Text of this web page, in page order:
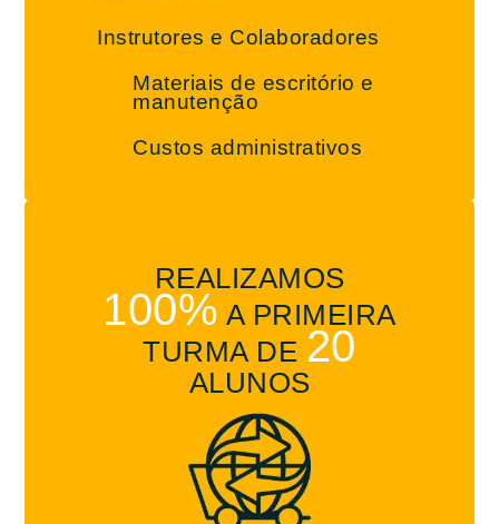
Instrutores e Colaboradores
Materiais de escritório e
manutenção
Custos administrativos
REALIZAMOS
100% A PRIMEIRA
TURMA DE 20
ALUNOS